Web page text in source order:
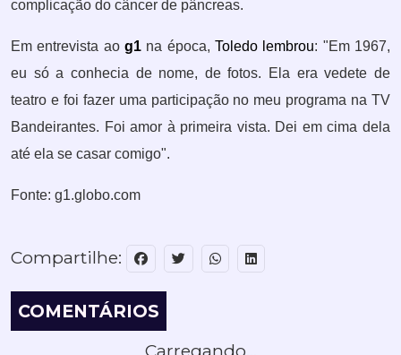
complicação do câncer de pâncreas.
Em entrevista ao g1 na época, Toledo lembrou: "Em 1967,
eu só a conhecia de nome, de fotos. Ela era vedete de
teatro e foi fazer uma participação no meu programa na TV
Bandeirantes. Foi amor à primeira vista. Dei em cima dela
até ela se casar comigo".
Fonte: g1.globo.com
Compartilhe:
COMENTÁRIOS